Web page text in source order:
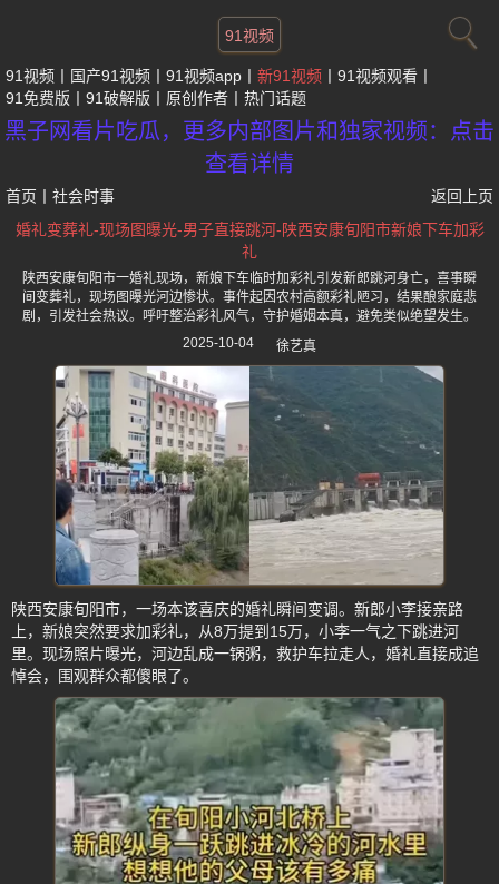
91视频
91视频 国产91视频 91视频app 新91视频
91视频观看
91免费版
91破解版 原创作者 热门话题
黑子网看片吃瓜，更多内部图片和独家视频：点击
查看详情
首页 社会时事
返回上页
婚礼变葬礼-现场图曝光-男子直接跳河-陕西安康旬阳市新娘下车加彩
礼
陕西安康旬阳市一婚礼现场，新娘下车临时加彩礼引发新郎跳河身亡，喜事瞬
间变葬礼，现场图曝光河边惨状。事件起因农村高额彩礼陋习，结果酿家庭悲
剧，引发社会热议。呼吁整治彩礼风气，守护婚姻本真，避免类似绝望发生。
2025-10-04
徐艺真
陕西安康旬阳市，一场本该喜庆的婚礼瞬间变调。新郎小李接亲路
上，新娘突然要求加彩礼，从8万提到15万，小李一气之下跳进河
里。现场照片曝光，河边乱成一锅粥，救护车拉走人，婚礼直接成追
悼会，围观群众都傻眼了。